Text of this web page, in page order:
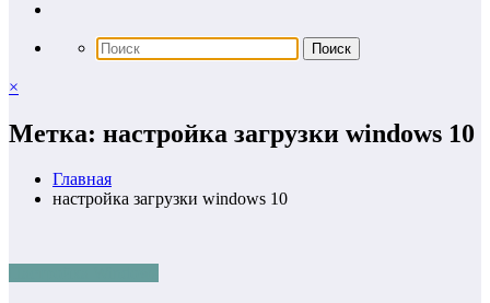
×
Метка: настройка загрузки windows 10
Главная
настройка загрузки windows 10